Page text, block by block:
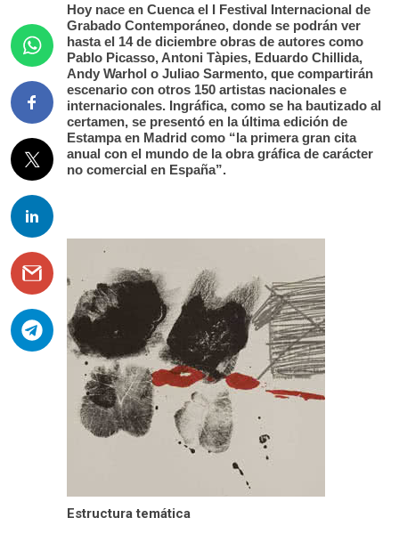
Hoy nace en Cuenca el I Festival Internacional de
Grabado Contemporáneo, donde se podrán ver
hasta el 14 de diciembre obras de autores como
Pablo Picasso, Antoni Tàpies, Eduardo Chillida,
Andy Warhol o Juliao Sarmento, que compartirán
escenario con otros 150 artistas nacionales e
internacionales. Ingráfica, como se ha bautizado al
certamen, se presentó en la última edición de
Estampa en Madrid como “la primera gran cita
anual con el mundo de la obra gráfica de carácter
no comercial en España”.
Estructura temática